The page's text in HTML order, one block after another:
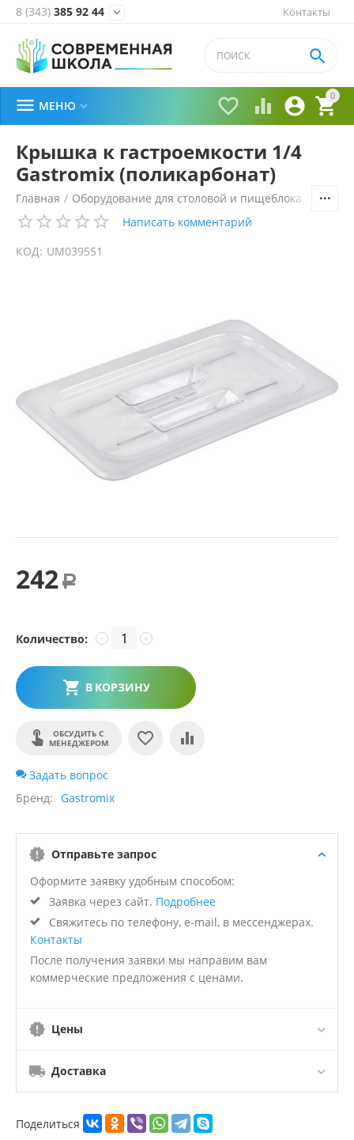
Контакты
8 (343) 385 92 44 
0


 

 МЕНЮ 
Крышка к гастроемкости 1/4
Gastromix (поликарбонат)
Главная / Оборудование для столовой и пищеблока
Написать комментарий
КОД: UM039551
242 Р
Количество: +
−
В КОРЗИНУ
ОБСУДИТЬ С
МЕНЕДЖЕРОМ
Задать вопрос
Бренд
Gastromix
Отправьте запрос
Оформите заявку удобным способом:
Заявка через сайт. Подробнее
Свяжитесь по телефону, e-mail, в мессенджерах.
Контакты
После получения заявки мы направим вам
коммерческие предложения с ценами.
Цены
Доставка
Поделиться